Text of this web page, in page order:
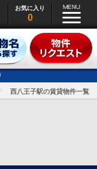
お気に入り
0
西八王子駅の賃貸物件一覧